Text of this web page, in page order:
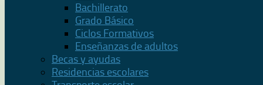
Bachillerato
Grado Básico
Ciclos Formativos
Enseñanzas de adultos
Becas y ayudas
Residencias escolares